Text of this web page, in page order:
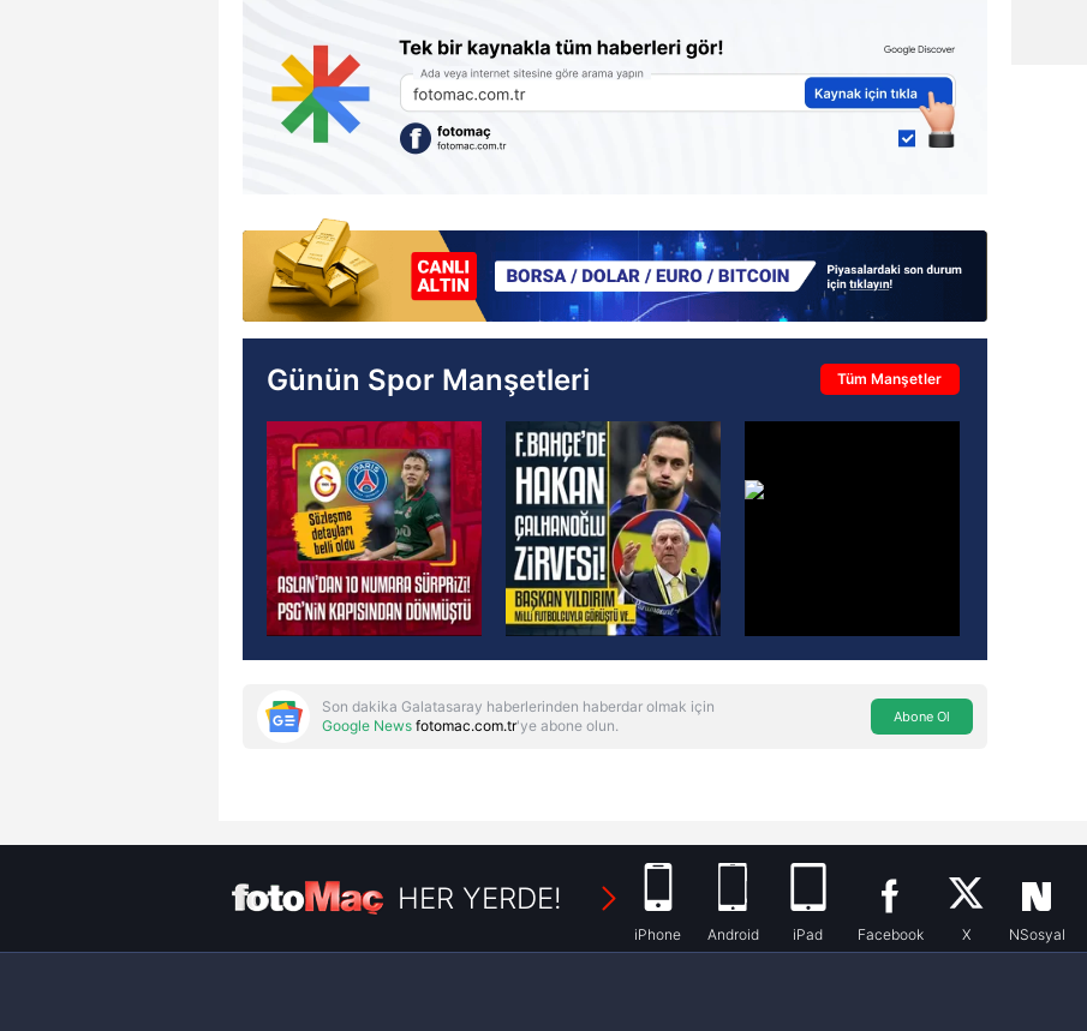
Günün Spor Manşetleri Tüm Manşetler
Son dakika Galatasaray haberlerinden haberdar olmak için
Google News fotomac.com.tr'ye abone olun. Abone Ol
HER YERDE!
iPhone Android iPad Facebook X NSosyal